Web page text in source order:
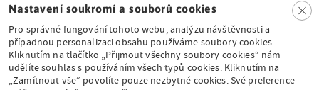
Stálá expozice pod
záštitou České
Clo
se
Nastavení soukromí a souborů cookies
Pro správné fungování tohoto webu, analýzu návštěvnosti a
případnou personalizaci obsahu používáme soubory cookies.
Kliknutím na tlačítko „Přijmout všechny soubory cookies“ nám
udělíte souhlas s používáním všech typů cookies. Kliknutím na
„Zamítnout vše“ povolíte pouze nezbytné cookies. Své preference